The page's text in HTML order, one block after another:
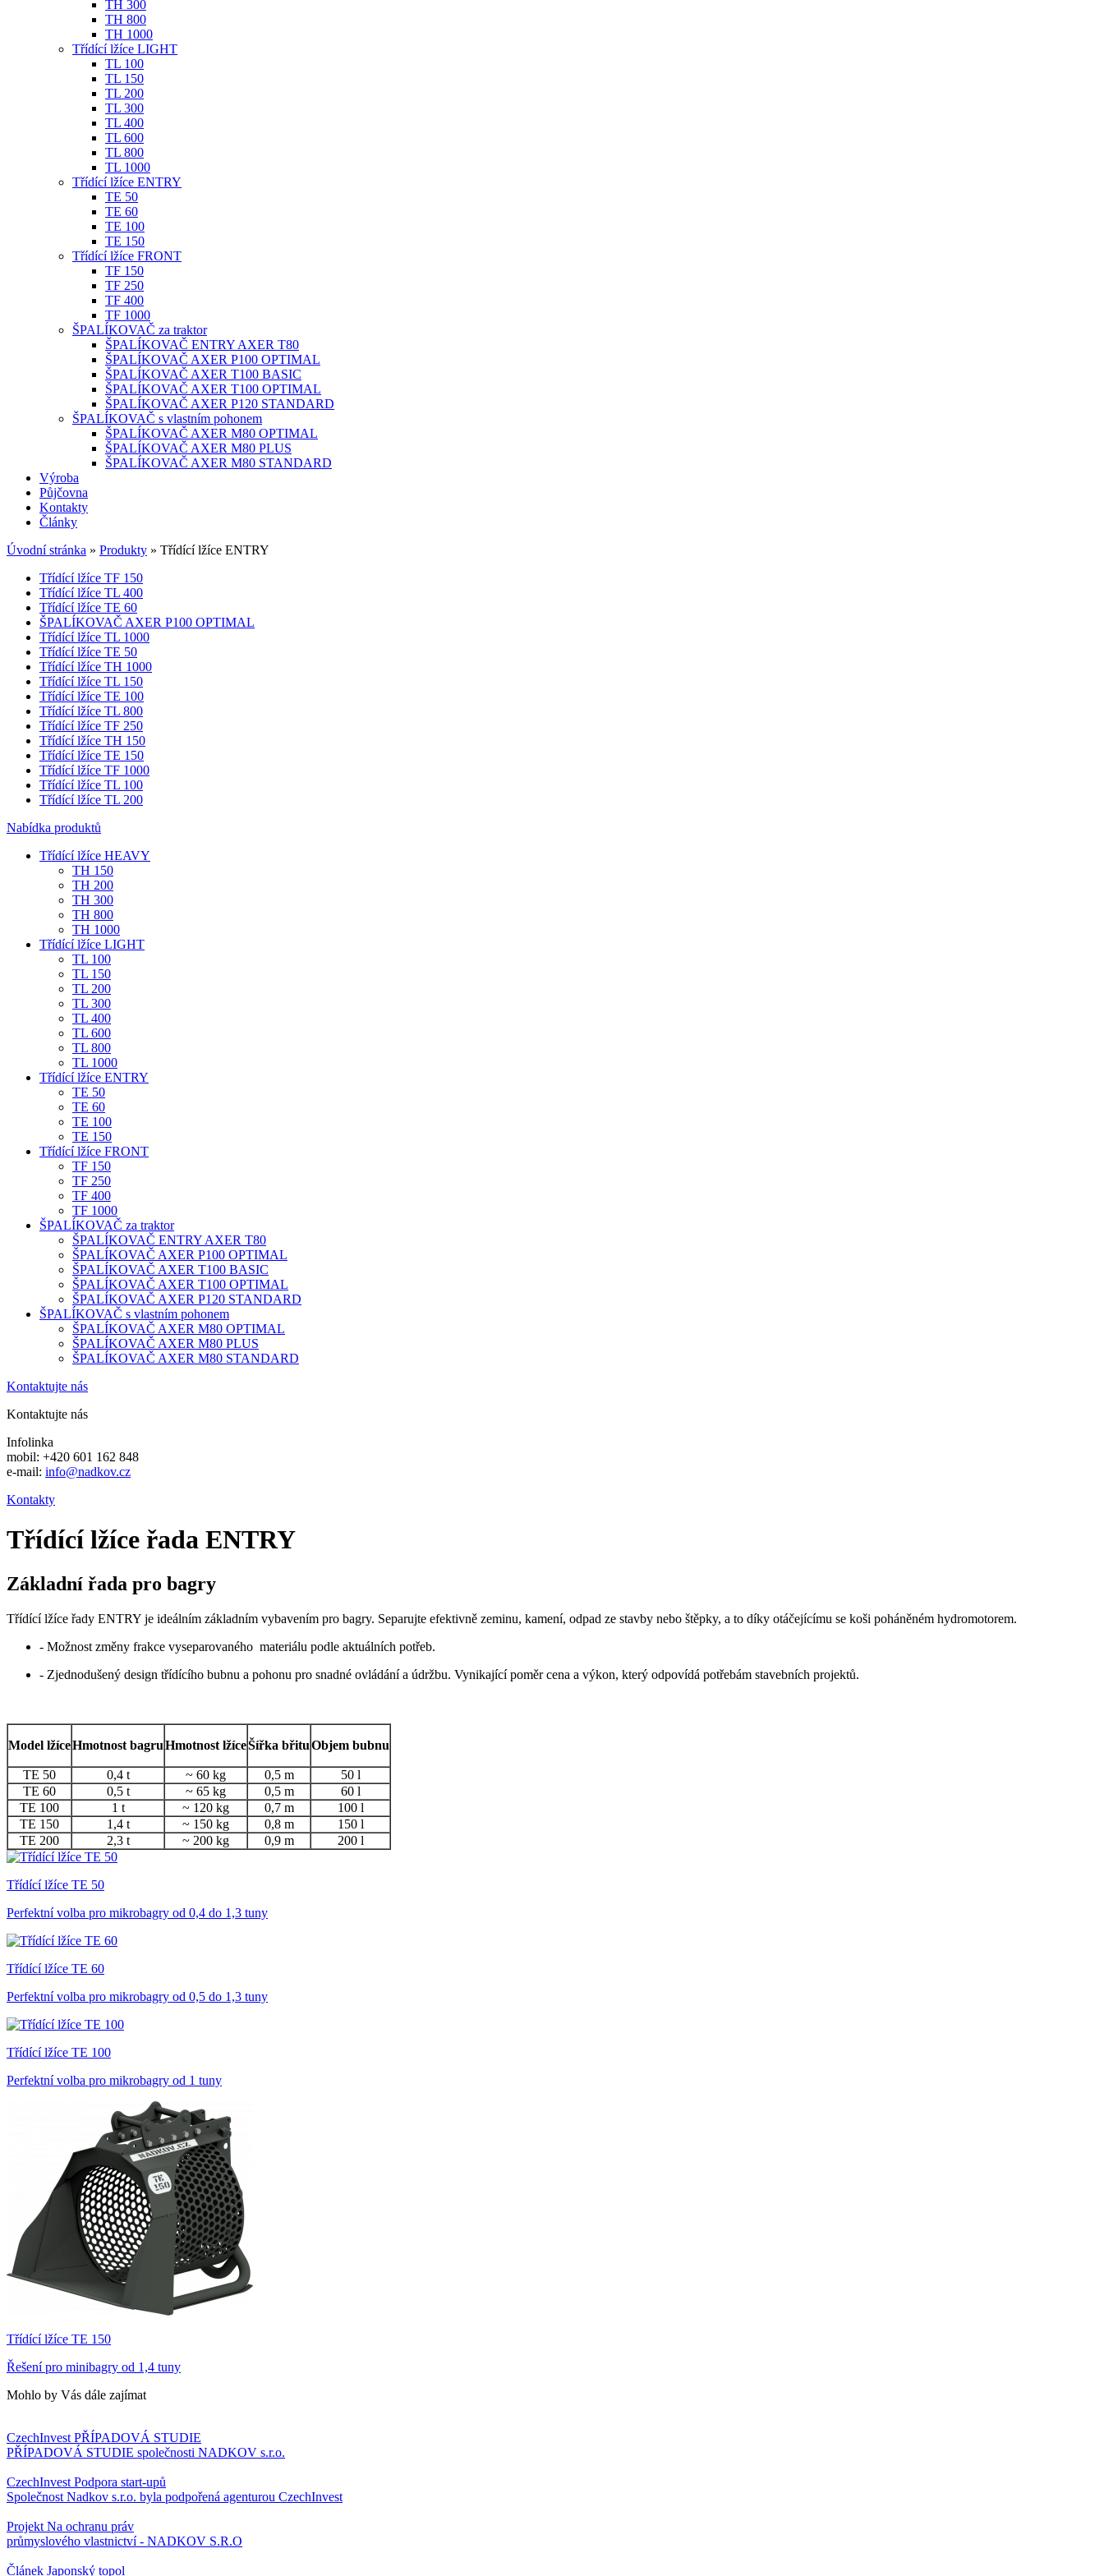
TH 300
TH 800
TH 1000
Třídící lžíce LIGHT
TL 100
TL 150
TL 200
TL 300
TL 400
TL 600
TL 800
TL 1000
Třídící lžíce ENTRY
TE 50
TE 60
TE 100
TE 150
Třídící lžíce FRONT
TF 150
TF 250
TF 400
TF 1000
ŠPALÍKOVAČ za traktor
ŠPALÍKOVAČ ENTRY AXER T80
ŠPALÍKOVAČ AXER P100 OPTIMAL
ŠPALÍKOVAČ AXER T100 BASIC
ŠPALÍKOVAČ AXER T100 OPTIMAL
ŠPALÍKOVAČ AXER P120 STANDARD
ŠPALÍKOVAČ s vlastním pohonem
ŠPALÍKOVAČ AXER M80 OPTIMAL
ŠPALÍKOVAČ AXER M80 PLUS
ŠPALÍKOVAČ AXER M80 STANDARD
Výroba
Půjčovna
Kontakty
Články
Úvodní stránka » Produkty » Třídící lžíce ENTRY
Třídící lžíce TF 150
Třídící lžíce TL 400
Třídící lžíce TE 60
ŠPALÍKOVAČ AXER P100 OPTIMAL
Třídící lžíce TL 1000
Třídící lžíce TE 50
Třídící lžíce TH 1000
Třídící lžíce TL 150
Třídící lžíce TE 100
Třídící lžíce TL 800
Třídící lžíce TF 250
Třídící lžíce TH 150
Třídící lžíce TE 150
Třídící lžíce TF 1000
Třídící lžíce TL 100
Třídící lžíce TL 200
Nabídka produktů
Třídící lžíce HEAVY
TH 150
TH 200
TH 300
TH 800
TH 1000
Třídící lžíce LIGHT
TL 100
TL 150
TL 200
TL 300
TL 400
TL 600
TL 800
TL 1000
Třídící lžíce ENTRY
TE 50
TE 60
TE 100
TE 150
Třídící lžíce FRONT
TF 150
TF 250
TF 400
TF 1000
ŠPALÍKOVAČ za traktor
ŠPALÍKOVAČ ENTRY AXER T80
ŠPALÍKOVAČ AXER P100 OPTIMAL
ŠPALÍKOVAČ AXER T100 BASIC
ŠPALÍKOVAČ AXER T100 OPTIMAL
ŠPALÍKOVAČ AXER P120 STANDARD
ŠPALÍKOVAČ s vlastním pohonem
ŠPALÍKOVAČ AXER M80 OPTIMAL
ŠPALÍKOVAČ AXER M80 PLUS
ŠPALÍKOVAČ AXER M80 STANDARD
Kontaktujte nás
Kontaktujte nás
Infolinka
mobil: +420 601 162 848
e-mail: info@nadkov.cz
Kontakty
Třídící lžíce řada ENTRY
Základní řada pro bagry
Třídící lžíce řady ENTRY je ideálním základním vybavením pro bagry. Separujte efektivně zeminu, kamení, odpad ze stavby nebo štěpky, a to díky otáčejícímu se koši poháněném hydromotorem.
- Možnost změny frakce vyseparovaného materiálu podle aktuálních potřeb.
- Zjednodušený design třídícího bubnu a pohonu pro snadné ovládání a údržbu. Vynikající poměr cena a výkon, který odpovídá potřebám stavebních projektů.
Model lžíceHmotnost bagruHmotnost lžíceŠířka břituObjem bubnu
TE 50 0,4 t ~ 60 kg 0,5 m
50 l
TE 60
0,5 t ~ 65 kg 0,5 m
60 l
TE 100
1 t ~ 120 kg 0,7 m
100 l
TE 150
1,4 t ~ 150 kg 0,8 m
150 l
TE 200
2,3 t ~ 200 kg 0,9 m 200 l
Třídící lžíce TE 50
Perfektní volba pro mikrobagry od 0,4 do 1,3 tuny
Třídící lžíce TE 60
Perfektní volba pro mikrobagry od 0,5 do 1,3 tuny
Třídící lžíce TE 100
Perfektní volba pro mikrobagry od 1 tuny
Třídící lžíce TE 150
Řešení pro minibagry od 1,4 tuny
Mohlo by Vás dále zajímat
CzechInvest PŘÍPADOVÁ STUDIE
PŘÍPADOVÁ STUDIE společnosti NADKOV s.r.o.
CzechInvest Podpora start-upů
Společnost Nadkov s.r.o. byla podpořená agenturou CzechInvest
Projekt Na ochranu práv
průmyslového vlastnictví - NADKOV S.R.O
Článek Japonský topol